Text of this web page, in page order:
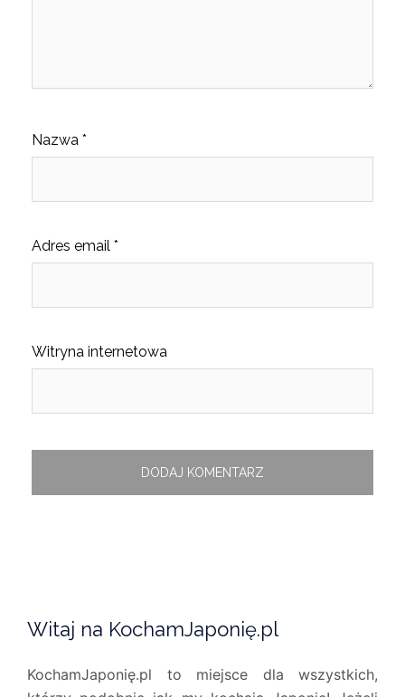
Nazwa *
Adres email *
Witryna internetowa
Witaj na KochamJaponię.pl
KochamJaponię.pl to miejsce dla wszystkich,